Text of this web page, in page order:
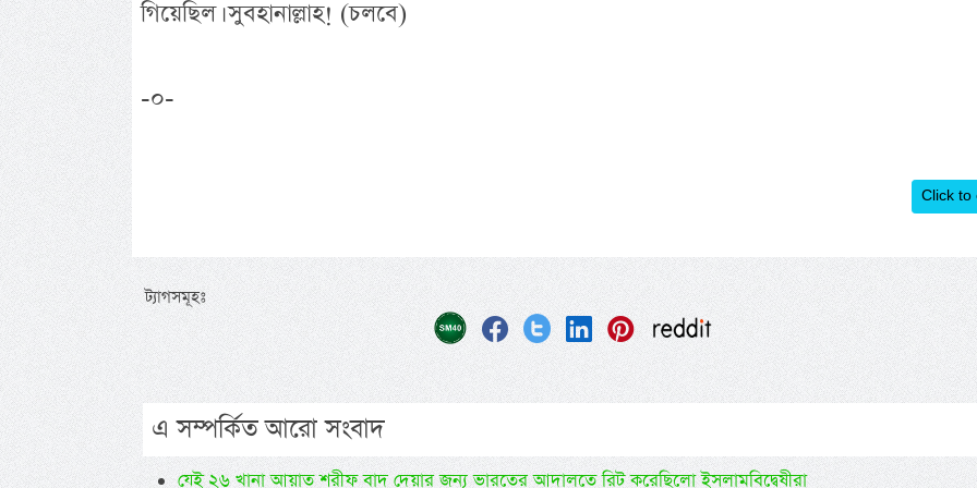
গিয়েছিল। সুবহানাল্লাহ! (চলবে)
-০-
Click to
ট্যাগসমূহঃ
এ সম্পর্কিত আরো সংবাদ
যেই ২৬ খানা আয়াত শরীফ বাদ দেয়ার জন্য ভারতের আদালতে রিট করেছিলো ইসলামবিদ্বেষীরা